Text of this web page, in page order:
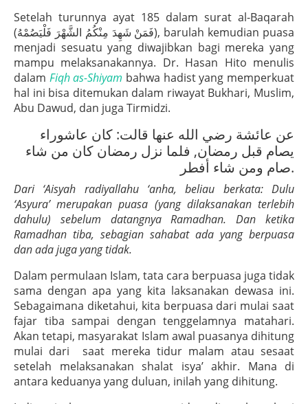
Setelah turunnya ayat 185 dalam surat al-Baqarah
(فَمَنْ شَهِدَ مِنْكُمُ الشَّهْرَ فَلْيَصُمْهُ), barulah kemudian puasa
menjadi sesuatu yang diwajibkan bagi mereka yang
mampu melaksanakannya. Dr. Hasan Hito menulis
dalam Fiqh as-Shiyam bahwa hadist yang memperkuat
hal ini bisa ditemukan dalam riwayat Bukhari, Muslim,
Abu Dawud, dan juga Tirmidzi.
عن عائشة رضي الله عنها قالت: كان عاشوراء
يصام قبل رمضان, فلما نزل رمضان كان من شاء
صام ومن شاء أفطر.
Dari ‘Aisyah radiyallahu ‘anha, beliau berkata: Dulu
‘Asyura’ merupakan puasa (yang dilaksanakan terlebih
dahulu) sebelum datangnya Ramadhan. Dan ketika
Ramadhan tiba, sebagian sahabat ada yang berpuasa
dan ada juga yang tidak.
Dalam permulaan Islam, tata cara berpuasa juga tidak
sama dengan apa yang kita laksanakan dewasa ini.
Sebagaimana diketahui, kita berpuasa dari mulai saat
fajar tiba sampai dengan tenggelamnya matahari.
Akan tetapi, masyarakat Islam awal puasanya dihitung
mulai dari saat mereka tidur malam atau sesaat
setelah melaksanakan shalat isya’ akhir. Mana di
antara keduanya yang duluan, inilah yang dihitung.